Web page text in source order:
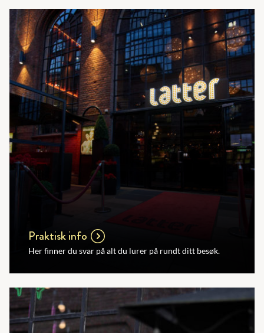
Praktisk info
Her finner du svar på alt du lurer på rundt ditt besøk.